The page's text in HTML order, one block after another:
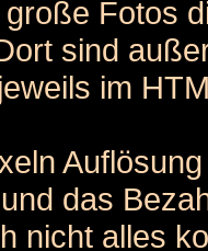
Fotos
sind
im
das
nicht alles